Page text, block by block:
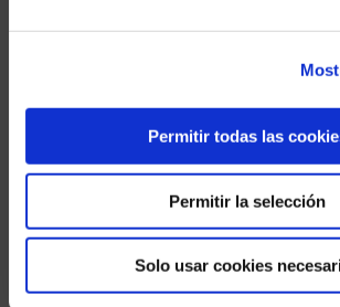
Permitir todas las
Permitir la selección
Solo usar cookies